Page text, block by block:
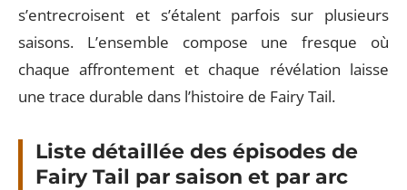
s’entrecroisent et s’étalent parfois sur plusieurs
saisons. L’ensemble compose une fresque où
chaque affrontement et chaque révélation laisse
une trace durable dans l’histoire de Fairy Tail.
Liste détaillée des épisodes de
Fairy Tail par saison et par arc